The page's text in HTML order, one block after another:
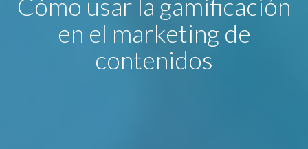
en el marketing de
contenidos